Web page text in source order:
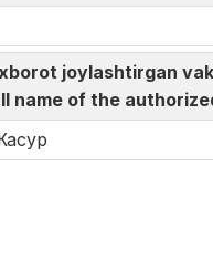
joylashtirgan
name of the